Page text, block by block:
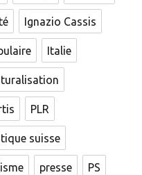
Ignazio Cassis
Italie
PLR
suisse
presse PS